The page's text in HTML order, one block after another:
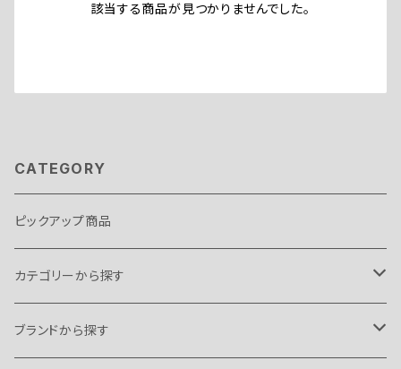
該当する商品が見つかりませんでした。
CATEGORY
ピックアップ商品
カテゴリーから探す
テント・タープ
ブランドから探す